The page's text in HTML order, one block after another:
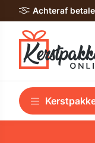
Achteraf